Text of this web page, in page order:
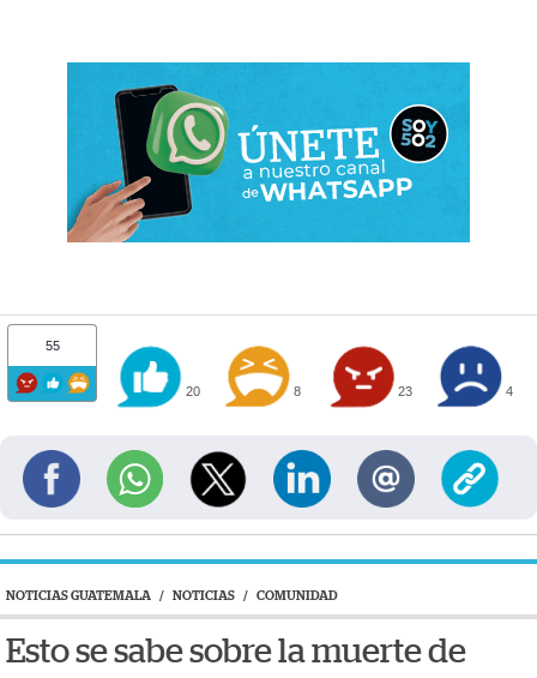
55
20 8 23 4
NOTICIAS GUATEMALA / NOTICIAS / COMUNIDAD
Esto se sabe sobre la muerte de